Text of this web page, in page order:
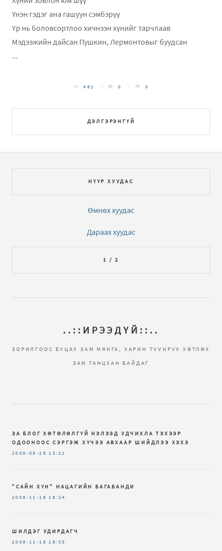
Үнэн гэдэг ана гашуун сэмбэрүү
Үр нь боловсортлоо хичнээн хүнийг тарчлаав
Мэдээжийн дайсан Пушкин, Лермонтовыг буудсан
...
ДЭЛГЭРЭНГҮЙ
481 0 0
НҮҮР ХУУДАС
Өмнөх хуудас
Дараах хуудас
1 / 2
..::ИРЭЭДҮЙ::..
ЗОРИЛГООС БУЦАХ ЗАМ МЯНГА, ХАРИН ТVVНРVV ХӨТЛӨХ
ЗАМ ГАНЦХАН БАЙДАГ
ЗА БЛОГ ХӨТӨЛӨЛГҮЙ НЭЛЭЭД УДЧИХЛА ТЭХЭЭР
ОДООНООС СЭРГЭЖ ХҮЧЭЭ АВХААР ШИЙДЛЭЭ ХЭХЭ
2009-09-28 13:21
"САЙН ХҮН" НАЦАГИЙН БАГАБАНДИ
2008-11-18 18:24
ШИЛДЭГ УДИРДАГЧ
2008-11-18 18:05